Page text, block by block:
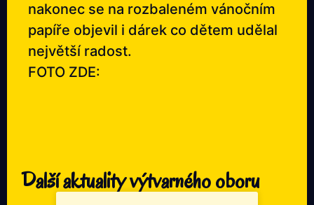
nakonec se na rozbaleném vánočním
papíře objevil i dárek co dětem udělal
největší radost.
FOTO ZDE:
Další aktuality výtvarného oboru